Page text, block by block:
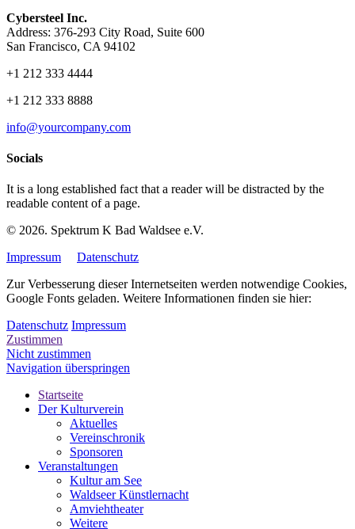
Cybersteel Inc.
Address: 376-293 City Road, Suite 600
San Francisco, CA 94102
+1 212 333 4444
+1 212 333 8888
info@yourcompany.com
Socials
It is a long established fact that a reader will be distracted by the
readable content of a page.
© 2026. Spektrum K Bad Waldsee e.V.
Impressum
Datenschutz
Zur Verbesserung dieser Internetseiten werden notwendige Cookies,
Google Fonts geladen. Weitere Informationen finden sie hier:
Datenschutz Impressum
Zustimmen
Nicht zustimmen
Navigation überspringen
Startseite
Der Kulturverein
Aktuelles
Vereinschronik
Sponsoren
Veranstaltungen
Kultur am See
Waldseer Künstlernacht
Amviehtheater
Weitere